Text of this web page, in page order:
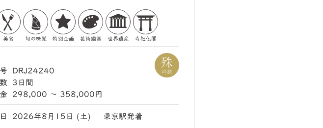
美食 旬の味覚 特別企画 芸術鑑賞 世界遺産 寺社仏閣
DRJ24240
3日間
298,000 〜 358,000円
2026年8月15日 (土) 東京駅発着